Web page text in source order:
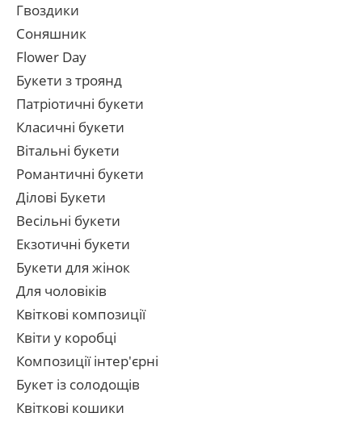
Гвоздики
Соняшник
Flower Day
Букети з троянд
Патріотичні букети
Класичні букети
Вітальні букети
Романтичні букети
Ділові Букети
Весільні букети
Екзотичні букети
Букети для жінок
Для чоловіків
Квіткові композиції
Квіти у коробці
Композиції інтер'єрні
Букет із солодощів
Квіткові кошики